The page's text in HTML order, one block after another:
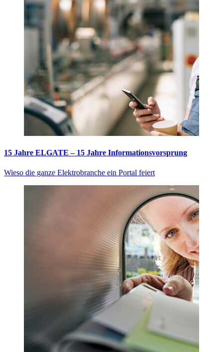
15 Jahre ELGATE – 15 Jahre Informationsvorsprung
Wieso die ganze Elektrobranche ein Portal feiert